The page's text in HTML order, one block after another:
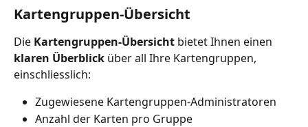
Kartengruppen-Übersicht
Die Kartengruppen-Übersicht bietet Ihnen einen
klaren Überblick über all Ihre Kartengruppen,
einschliesslich:
Zugewiesene Kartengruppen-Administratoren
Anzahl der Karten pro Gruppe